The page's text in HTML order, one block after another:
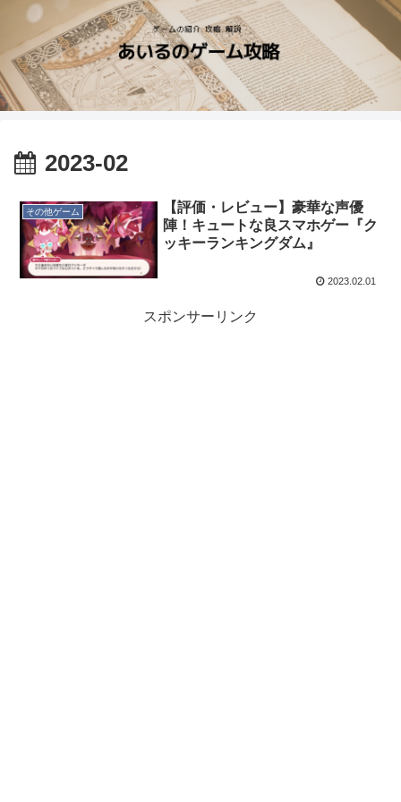
2023-02
その他ゲーム
【評価・レビュー】豪華な声優
陣！キュートな良スマホゲー『ク
ッキーランキングダム』
2023.02.01
スポンサーリンク